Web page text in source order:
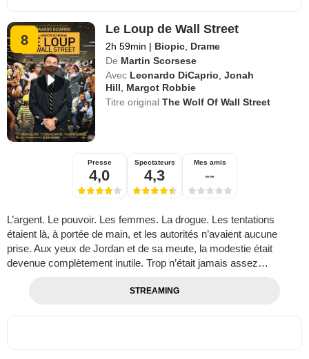
8
Le Loup de Wall Street
2h 59min | Biopic Drame
De Martin Scorsese
Avec Leonardo DiCaprio ,Jonah
Hill
Margot Robbie
Titre originalThe Wolf Of Wall Street
Presse
4,0
Spectateurs
4,3
Mes amis
--
L’argent. Le pouvoir. Les femmes. La drogue. Les tentations
étaient là, à portée de main, et les autorités n’avaient aucune
prise. Aux yeux de Jordan et de sa meute, la modestie était
devenue complètement inutile. Trop n’était jamais assez…
STREAMING